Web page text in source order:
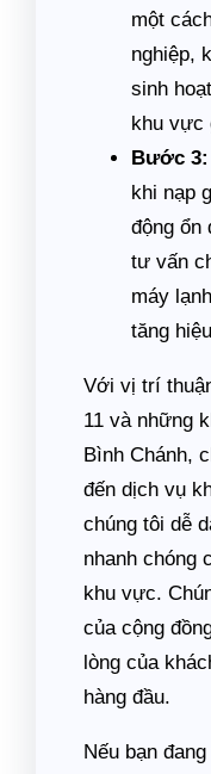
một
nghiệp,
sinh
khu vực
Bước 3:
khi nạp
động ổn
tư vấn
máy
tăng
Với vị trí
11 và những
Bình Chánh,
đến dịch vụ
chúng tôi dễ
nhanh chóng
khu vực.
của cộng
lòng của
hàng đầu.
Nếu bạn